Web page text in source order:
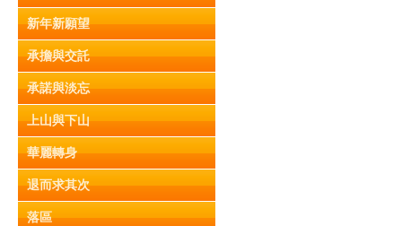
新年新願望
承擔與交託
承諾與淡忘
上山與下山
華麗轉身
退而求其次
落區